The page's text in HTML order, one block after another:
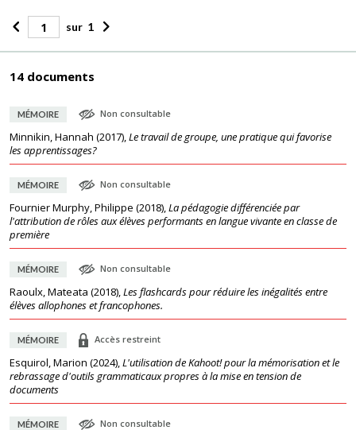
sur 1
14 documents
MÉMOIRE Non consultable
Minnikin, Hannah (2017),Le travail de groupe, une pratique qui favorise
les apprentissages?
MÉMOIRE Non consultable
Fournier Murphy, Philippe (2018),La pédagogie différenciée par
l'attribution de rôles aux élèves performants en langue vivante en classe de
première
MÉMOIRE Non consultable
Raoulx, Mateata (2018),Les flashcards pour réduire les inégalités entre
élèves allophones et francophones.
MÉMOIRE Accès restreint
Esquirol, Marion (2024),L'utilisation de Kahoot! pour la mémorisation et le
rebrassage d'outils grammaticaux propres à la mise en tension de
documents
MÉMOIRE Non consultable